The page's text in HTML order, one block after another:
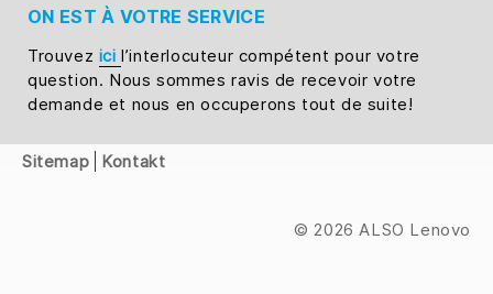
ON EST À VOTRE SERVICE
Trouvez icil’interlocuteur compétent pour votre
question. Nous sommes ravis de recevoir votre
demande et nous en occuperons tout de suite!
Sitemap Kontakt
© 2026 ALSO Lenovo